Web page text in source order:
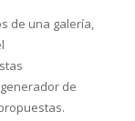
de una galería,
de